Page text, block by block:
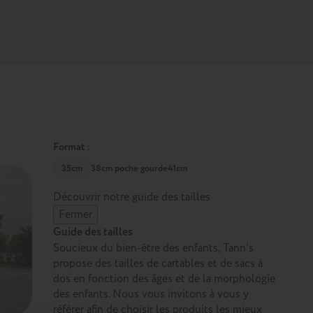
Format :
35cm 38cm poche gourde41cm
Découvrir notre guide des tailles
Fermer
Guide des tailles
Soucieux du bien-être des enfants, Tann’s
propose des tailles de cartables et de sacs à
dos en fonction des âges et de la morphologie
des enfants. Nous vous invitons à vous y
référer afin de choisir les produits les mieux